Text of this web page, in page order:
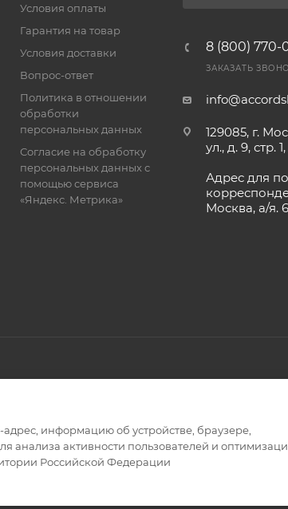
Условия оплаты
Гарантия на товар
Условия доставки
Вопрос-ответ
Политика в отношении
обработки
персональных данных
Согласие на обработку
персональных данных с
помощью сервиса
«Яндекс. Метрика»
8 (800) 770-
ЗАКАЗАТЬ
129085, г.
ул., д. 9, стр.
Адрес для
Москва, а/я.
и не является публичной офертой,
адрес, информацию об устройстве, браузере,
анализа активности пользователей и
Российской Федерации